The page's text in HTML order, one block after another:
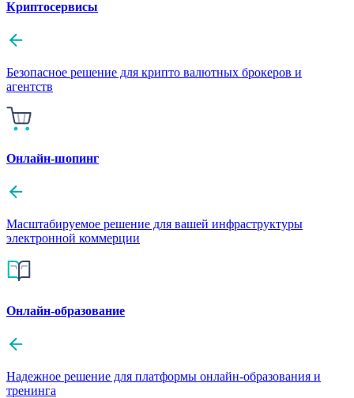
Криптосервисы
Безопасное решение для крипто валютных брокеров и
агентств
Онлайн-шопинг
Масштабируемое решение для вашей инфраструктуры
электронной коммерции
Онлайн-образование
Надежное решение для платформы онлайн-образования и
тренинга